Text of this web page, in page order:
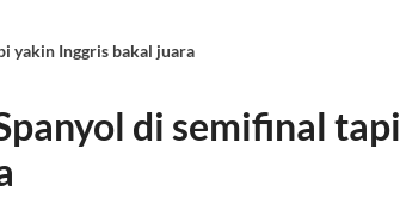
yakin Inggris bakal juara
di semifinal tapi